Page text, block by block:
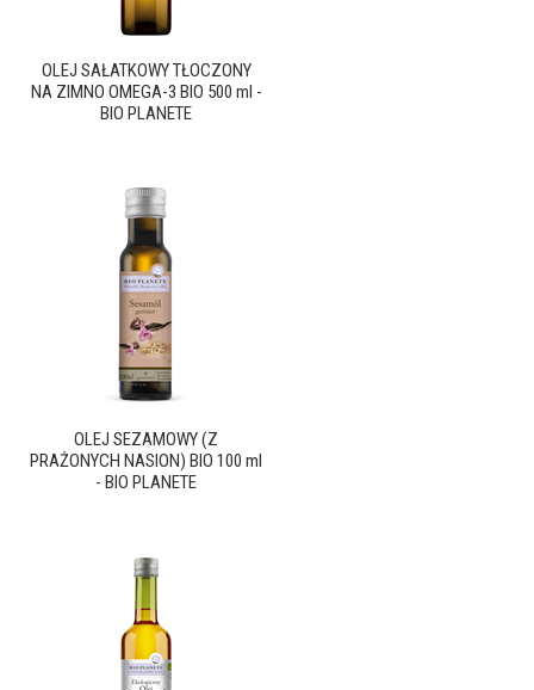
OLEJ SAŁATKOWY TŁOCZONY
NA ZIMNO OMEGA-3 BIO 500 ml -
BIO PLANETE
OLEJ SEZAMOWY (Z
PRAŻONYCH NASION) BIO 100 ml
- BIO PLANETE